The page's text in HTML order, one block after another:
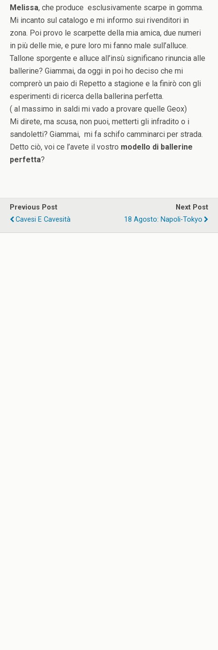
Melissa, che produce esclusivamente scarpe in gomma.
Mi incanto sul catalogo e mi informo sui rivenditori in
zona. Poi provo le scarpette della mia amica, due numeri
in più delle mie, e pure loro mi fanno male sull’alluce.
Tallone sporgente e alluce all’insù significano rinuncia alle
ballerine? Giammai, da oggi in poi ho deciso che mi
comprerò un paio di Repetto a stagione e la finirò con gli
esperimenti di ricerca della ballerina perfetta.
( al massimo in saldi mi vado a provare quelle Geox)
Mi direte, ma scusa, non puoi, metterti gli infradito o i
sandoletti? Giammai, mi fa schifo camminarci per strada.
Detto ciò, voi ce l’avete il vostro modello di ballerine
perfetta?
Previous Post
Cavesi E Cavesità
Next Post
18 Agosto: Napoli-Tokyo